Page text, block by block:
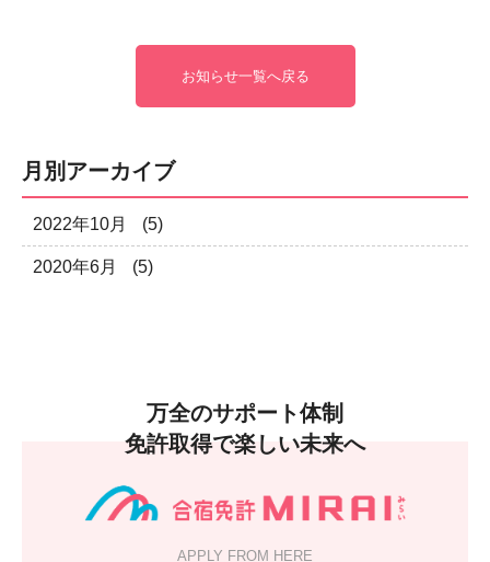
お知らせ一覧へ戻る
月別アーカイブ
2022年10月 (5)
2020年6月 (5)
万全のサポート体制
免許取得で楽しい未来へ
APPLY FROM HERE